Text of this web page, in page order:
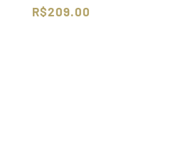
R$209.00